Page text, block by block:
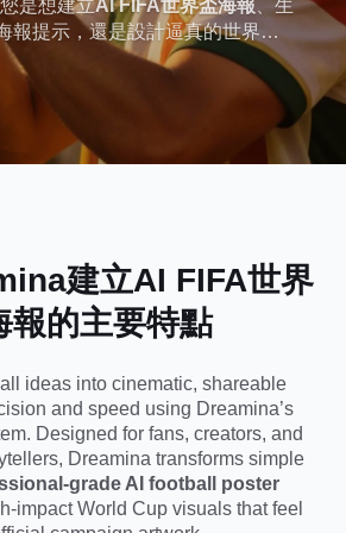
是想建立AI FIFA世界盃海報 、生
報提示，還是設計逼真的世界盃AI
示的生成器都可以幫助您製作工
育海報，而無需任何設計技能。
建立AI FIFA世界
報的主要特點
ideas into cinematic, shareable
and speed using Dreamina’s
Designed for fans, creators, and
Dreamina transforms simple
grade AI football poster
impact World Cup visuals that feel